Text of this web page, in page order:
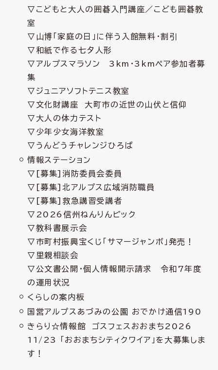
▽こどもと大人の囲碁入門講座／こども囲碁教
室
▽山博「家庭の日」に伴う入館無料・割引
▽和紙で作る七夕人形
▽アルプスマラソン 3km・3kmペア参加者募
集
▽ジュニアソフトテニス教室
▽文化財講座 大町市の近世の山伏と信仰
▽大人の体力テスト
▽少年少女海洋教室
▽うんどうチャレンジひろば
情報ステーション
▽[募集]消防委員会委員
▽[募集]北アルプス広域消防職員
▽[募集]救急講習受講者
▽2026信州ねんりんピック
▽教科書展示会
▽市町村振興宝くじ「サマージャンボ」発売！
▽里親相談会
▽公文書公開・個人情報開示請求 令和7年度
の運用状況
くらしの案内板
国営アルプスあづみの公園 おでかけ通信190
きらり☆情報館 ゴスフェスおおまち2026
11/23 「おおまちシティクワイア」を大募集しま
す！